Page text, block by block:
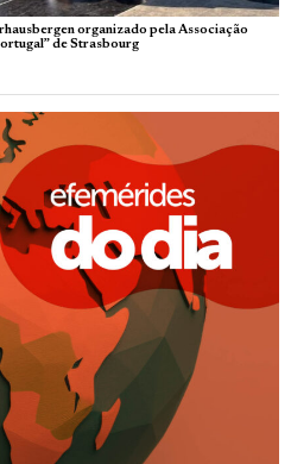
organizado pela Associação
de Strasbourg